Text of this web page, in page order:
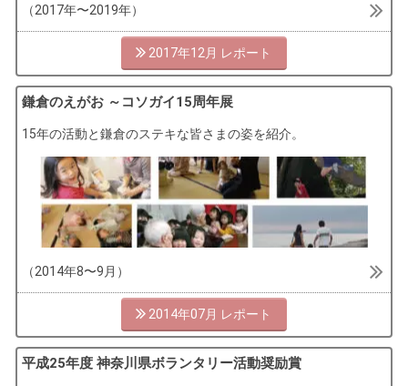
（2017年〜2019年）
2017年12月
鎌倉のえがお ～コソガイ15周年展
15年の活動と鎌倉のステキな皆さまの姿を紹介。
（2014年8〜9月）
2014年07月
平成25年度 神奈川県ボランタリー活動奨励賞